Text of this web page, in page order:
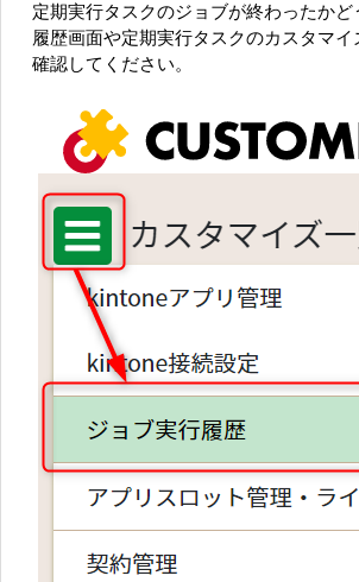
定期実行タスクのジョブが終わったか
履歴画面や定期実行タスクのカスタマイ
確認してください。